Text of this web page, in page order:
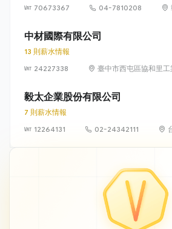
70673367
04-7810208
中材國際有限公司
13 則薪水情報
24227338
臺中市西屯區協和里工
毅太企業股份有限公司
7 則薪水情報
12264131
02-24342111